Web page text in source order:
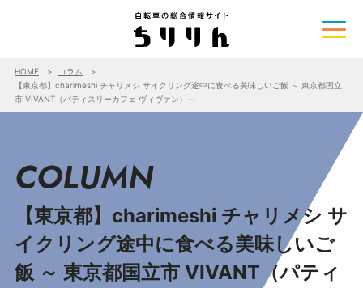
HOME
コラム
【東京都】charimeshi チャリメシ サイクリング途中に食べる美味しいご飯 ～ 東京都国立
市 VIVANT（パティスリーカフェ ヴィヴァン）～
COLUMN
【東京都】charimeshi チャリメシ サ
イクリング途中に食べる美味しいご
飯 ～ 東京都国立市 VIVANT（パティ